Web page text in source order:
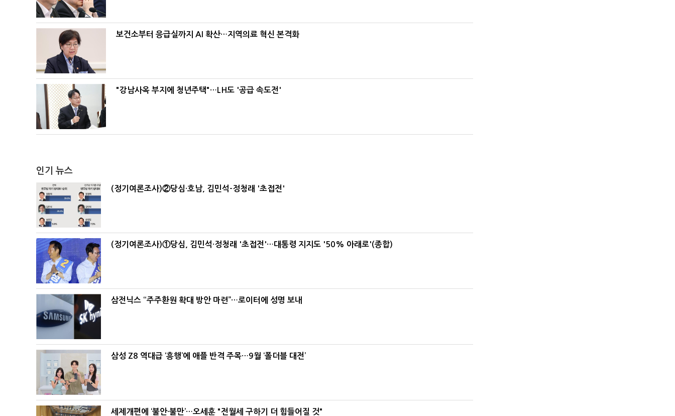
보건소부터 응급실까지 AI 확산…지역의료 혁신 본격화
"강남사옥 부지에 청년주택"…LH도 '공급 속도전'
인기 뉴스
(정기여론조사)②당심·호남, 김민석-정청래 '초접전'
(정기여론조사)①당심, 김민석·정청래 '초접전'…대통령 지지도 '50% 아래로'(종합)
삼전닉스 “주주환원 확대 방안 마련”…로이터에 성명 보내
삼성 Z8 역대급 ‘흥행’에 애플 반격 주목…9월 ‘폴더블 대전’
세제개편에 ‘불안·불만’…오세훈 "전월세 구하기 더 힘들어질 것"